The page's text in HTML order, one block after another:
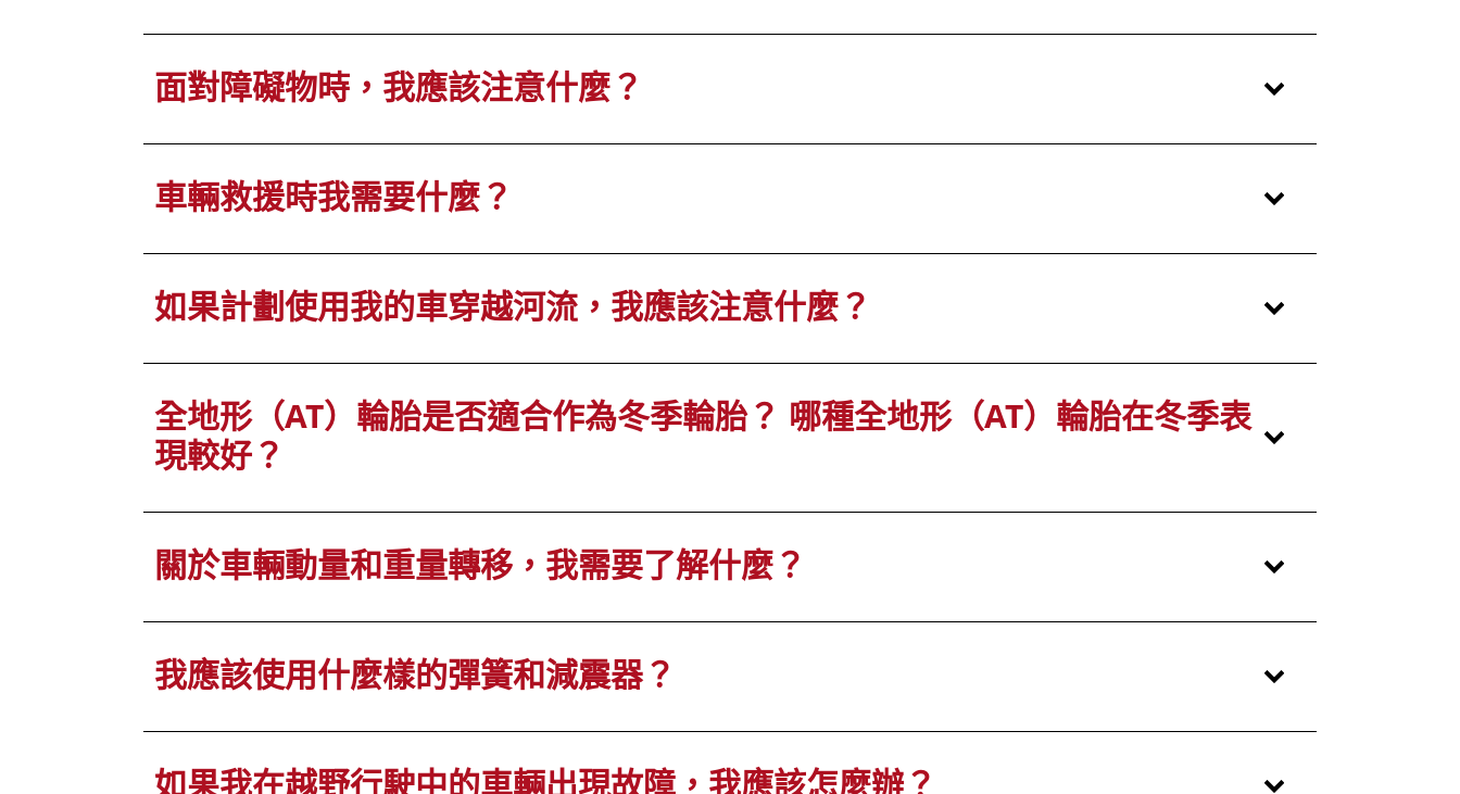
面對障礙物時，我應該注意什麼？
車輛救援時我需要什麼？
如果計劃使用我的車穿越河流，我應該注意什麼？
全地形（AT）輪胎是否適合作為冬季輪胎？ 哪種全地形（AT）輪胎在冬季表
現較好？
關於車輛動量和重量轉移，我需要了解什麼？
我應該使用什麼樣的彈簧和減震器？
如果我在越野行駛中的車輛出現故障，我應該怎麼辦？